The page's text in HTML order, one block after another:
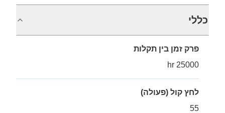
כללי
פרק זמן בין תקלות
25000 hr
לחץ קול (פעולה)
55